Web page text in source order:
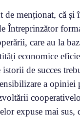
de menționat, că și
Întreprinzător
care au la
economice
istorii de succes
a
expuse mai sus,